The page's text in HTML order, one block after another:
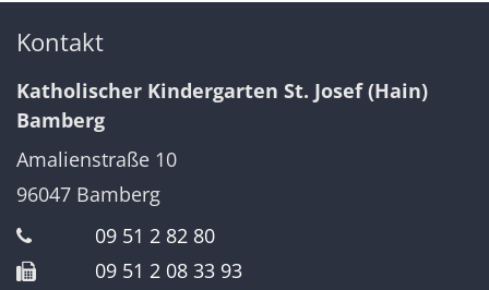
Kontakt
Katholischer Kindergarten St. Josef (Hain)
Bamberg
Amalienstraße 10
96047 Bamberg
09 51 2 82 80
09 51 2 08 33 93